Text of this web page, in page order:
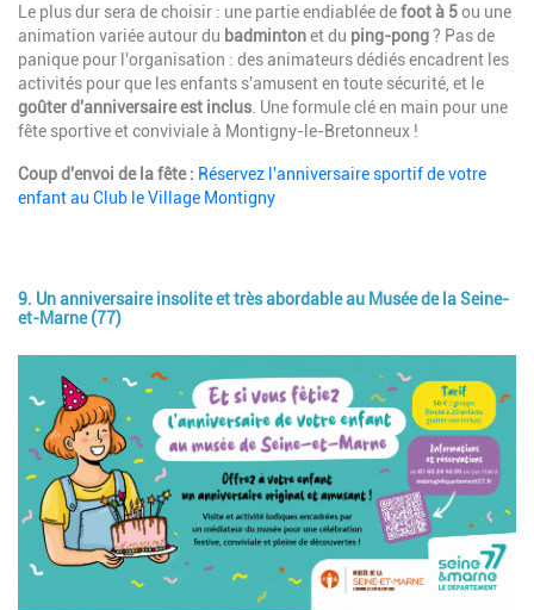
Le plus dur sera de choisir : une partie endiablée defoot à 5ou une
animation variée autour du badmintonet du ping-pong? Pas de
panique pour l'organisation : des animateurs dédiés encadrent les
activités pour que les enfants s'amusent en toute sécurité, et le
goûter d'anniversaire est inclus . Une formule clé en main pour une
fête sportive et conviviale à Montigny-le-Bretonneux !
Coup d'envoi de la fête : Réservez l'anniversaire sportif de votre
enfant au Club le Village Montigny
9. Un anniversaire insolite et très abordable au Musée de la Seine-
et-Marne (77)